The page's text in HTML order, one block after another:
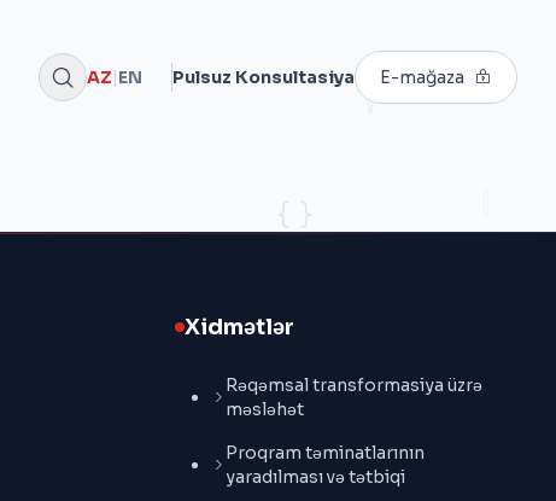
AZ|EN Pulsuz Konsultasiya E-mağaza
Xidmətlər
Rəqəmsal transformasiya üzrə
məsləhət
Proqram təminatlarının
yaradılması və tətbiqi